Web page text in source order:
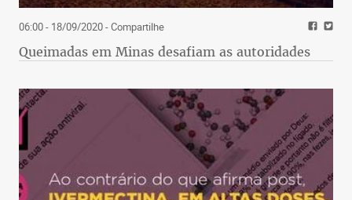
06:00 - 18/09/2020- Compartilhe
Queimadas em Minas desafiam as autoridades